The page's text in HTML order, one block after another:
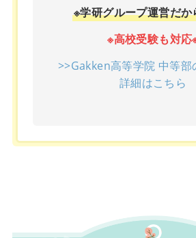
※学研グループ運営だか
※高校受験も対応
>>Gakken高等学院 中等部
詳細はこちら